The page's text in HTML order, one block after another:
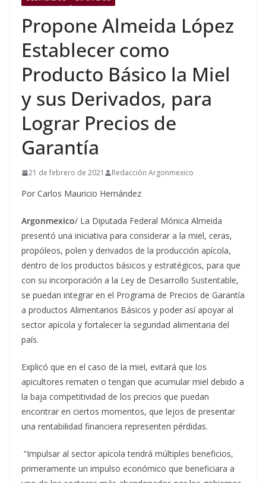
Propone Almeida López
Establecer como
Producto Básico la Miel
y sus Derivados, para
Lograr Precios de
Garantía
21 de febrero de 2021 Redacción Argonmexico
Por Carlos Mauricio Hernández
Argonmexico/ La Diputada Federal Mónica Almeida
presentó una iniciativa para considerar a la miel, ceras,
propóleos, polen y derivados de la producción apícola,
dentro de los productos básicos y estratégicos, para que
con su incorporación a la Ley de Desarrollo Sustentable,
se puedan integrar en el Programa de Precios de Garantía
a productos Alimentarios Básicos y poder así apoyar al
sector apícola y fortalecer la seguridad alimentaria del
país.
Explicó que en el caso de la miel, evitará que los
apicultores rematen o tengan que acumular miel debido a
la baja competitividad de los precios que puedan
encontrar en ciertos momentos, que lejos de presentar
una rentabilidad financiera representen pérdidas.
“Impulsar al sector apícola tendrá múltiples beneficios,
primeramente un impulso económico que beneficiara a